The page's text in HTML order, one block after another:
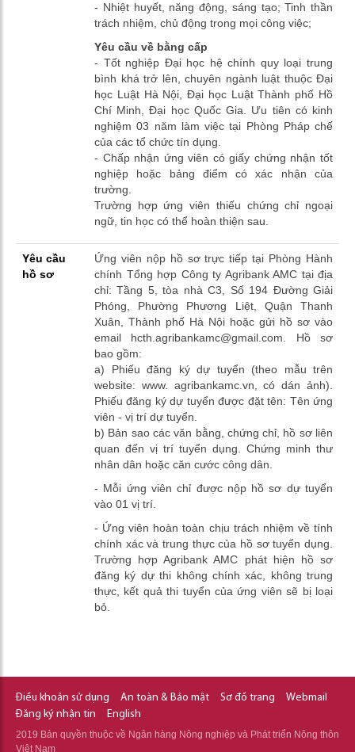
- Nhiệt huyết, năng động, sáng tạo; Tinh thần
trách nhiệm, chủ động trong mọi công việc;
Yêu cầu về bằng cấp
- Tốt nghiệp Đại học hệ chính quy loại trung
bình khá trở lên, chuyên ngành luật thuộc Đại
học Luật Hà Nội, Đại học Luật Thành phố Hồ
Chí Minh, Đại học Quốc Gia. Ưu tiên có kinh
nghiệm 03 năm làm việc tại Phòng Pháp chế
của các tổ chức tín dụng.
- Chấp nhận ứng viên có giấy chứng nhận tốt
nghiệp hoặc bảng điểm có xác nhận của
trường.
Trường hợp ứng viên thiếu chứng chỉ ngoại
ngữ, tin học có thể hoàn thiện sau.
Yêu cầu
hồ sơ
Ứng viên nộp hồ sơ trực tiếp tại Phòng Hành
chính Tổng hợp Công ty Agribank AMC tại địa
chỉ: Tầng 5, tòa nhà C3, Số 194 Đường Giải
Phóng, Phường Phương Liệt, Quận Thanh
Xuân, Thành phố Hà Nội hoặc gửi hồ sơ vào
email hcth.agribankamc@gmail.com. Hồ sơ
bao gồm:
a) Phiếu đăng ký dự tuyển (theo mẫu trên
website: www. agribankamc.vn, có dán ảnh).
Phiếu đăng ký dự tuyển được đặt tên: Tên ứng
viên - vị trí dự tuyển.
b) Bản sao các văn bằng, chứng chỉ, hồ sơ liên
quan đến vị trí tuyển dụng. Chứng minh thư
nhân dân hoặc căn cước công dân.
- Mỗi ứng viên chỉ được nộp hồ sơ dự tuyển
vào 01 vị trí.
- Ứng viên hoàn toàn chịu trách nhiệm về tính
chính xác và trung thực của hồ sơ tuyển dụng.
Trường hợp Agribank AMC phát hiện hồ sơ
đăng ký dự thi không chính xác, không trung
thực, kết quả thi tuyển của ứng viên sẽ bị loại
bỏ.
Điều khoản sử dụng An toàn & Bảo mật Sơ đồ trang
Webmail
Đăng ký nhận tin
English
2019 Bản quyền thuộc về Ngân hàng Nông nghiệp và Phát triển Nông thôn
Việt Nam